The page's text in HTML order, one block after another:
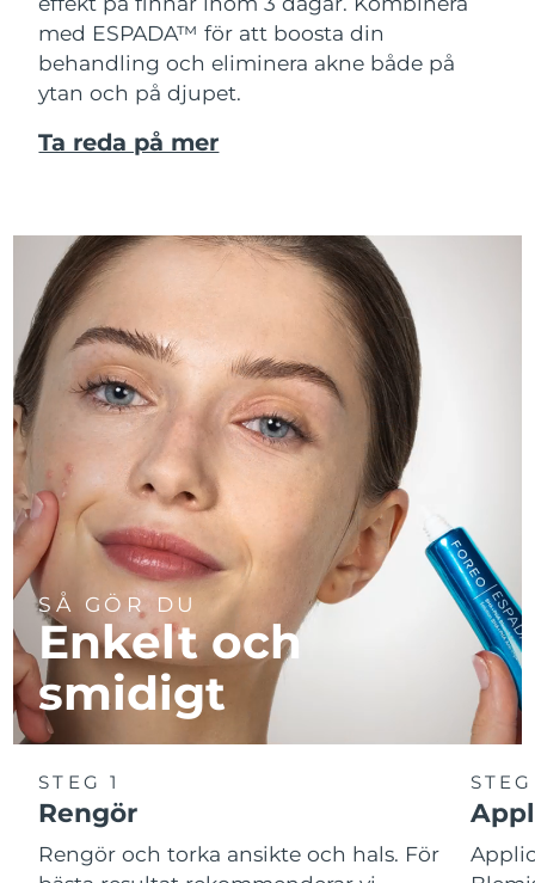
med ESPADA™ för att boosta din
behandling och eliminera akne både på
ytan och på djupet.
Ta reda på mer
SÅ GÖR DU
Enkelt och
smidigt
STEG 1
Rengör
Rengör och torka ansikte och hals. För